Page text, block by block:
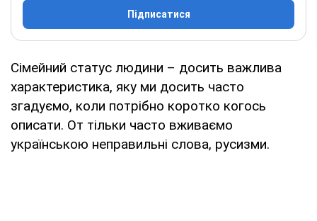
Підписатися
Сімейний статус людини – досить важлива
характеристика, яку ми досить часто
згадуємо, коли потрібно коротко когось
описати. От тільки часто вживаємо
українською неправильні слова, русизми.